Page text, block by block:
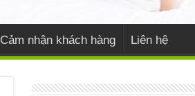
Cảm nhận khách hàng Liên hệ